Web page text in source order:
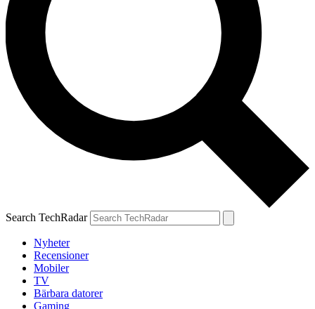
Search TechRadar
Nyheter
Recensioner
Mobiler
TV
Bärbara datorer
Gaming